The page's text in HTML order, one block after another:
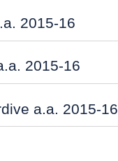
2015-16
2015-16
a.a. 2015-16